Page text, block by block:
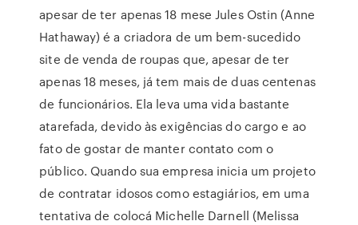
apesar de ter apenas 18 mese Jules Ostin (Anne
Hathaway) é a criadora de um bem-sucedido
site de venda de roupas que, apesar de ter
apenas 18 meses, já tem mais de duas centenas
de funcionários. Ela leva uma vida bastante
atarefada, devido às exigências do cargo e ao
fato de gostar de manter contato com o
público. Quando sua empresa inicia um projeto
de contratar idosos como estagiários, em uma
tentativa de colocá Michelle Darnell (Melissa